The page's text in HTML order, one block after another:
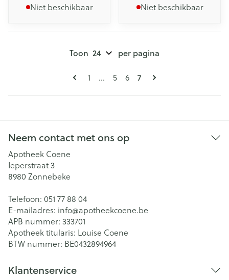
Niet beschikbaar Niet beschikbaar
Pagina's
Pagina
1 ... Pagina
5 Pagina
6 U lees momenteel
7
Toon per pagina
Neem contact met ons op
Apotheek Coene
Ieperstraat 3
8980 Zonnebeke
Telefoon: 051 77 88 04
E-mailadres: info@apotheekcoene.be
APB nummer: 333701
Apotheek titularis: Louise Coene
BTW nummer: BE0432894964
Klantenservice